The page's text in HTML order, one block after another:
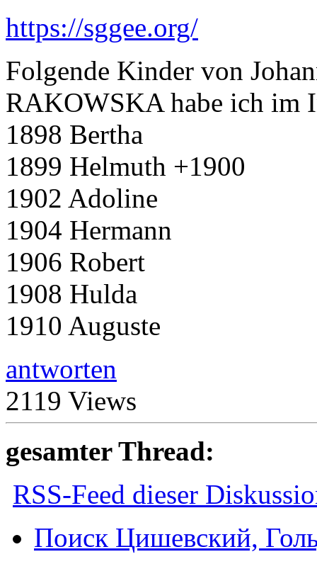
https://sggee.org/
Folgende Kinder von
RAKOWSKA habe ich im
1898 Bertha
1899 Helmuth +1900
1902 Adoline
1904 Hermann
1906 Robert
1908 Hulda
1910 Auguste
antworten
2119 Views
gesamter Thread:
RSS-Feed dieser
Поиск Цишевский,